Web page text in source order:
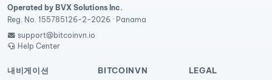
Operated by BVX Solutions Inc.
Reg. No. 155785126-2-2026 · Panama
support@bitcoinvn.io
Help Center
내비게이션
BITCOINVN
LEGAL